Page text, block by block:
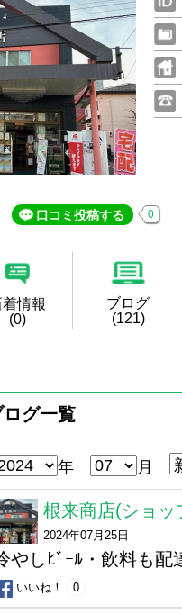
口コミ投稿する 0
着情報
(0)
ブログ
(121)
グ一覧
年 月
根来商店(ショッ
2024年07月25日
やしﾋﾞｰﾙ・飲料も配
いいね！ 0